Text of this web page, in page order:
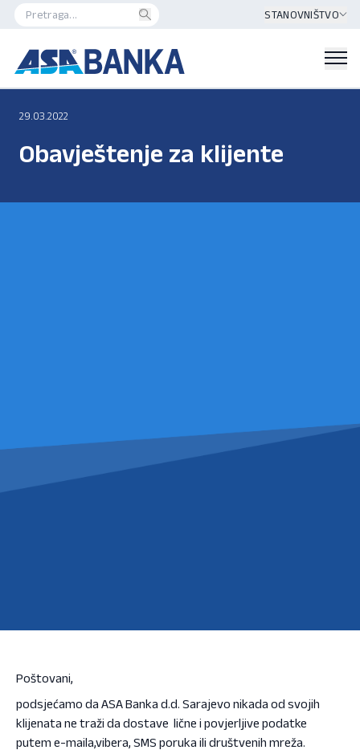
STANOVNIŠTVO
29.03.2022
Obavještenje za klijente
Poštovani,
podsjećamo da ASA Banka d.d. Sarajevo nikada od svojih
klijenata ne traži da dostave lične i povjerljive podatke
putem e-maila,vibera, SMS poruka ili društvenih mreža.